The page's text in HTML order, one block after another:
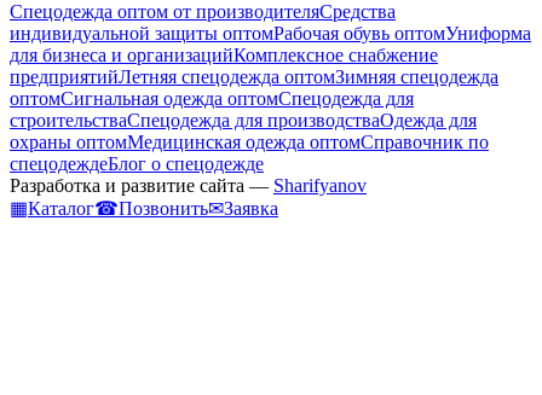
Спецодежда оптом от производителяСредства
индивидуальной защиты оптомРабочая обувь оптомУниформа
для бизнеса и организацийКомплексное снабжение
предприятийЛетняя спецодежда оптомЗимняя спецодежда
оптомСигнальная одежда оптомСпецодежда для
строительстваСпецодежда для производстваОдежда для
охраны оптомМедицинская одежда оптомСправочник по
спецодеждеБлог о спецодежде
Разработка и развитие сайта — Sharifyanov
▦Каталог☎Позвонить✉Заявка